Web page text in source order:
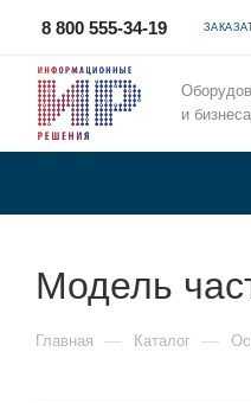
8 800 555-34-19
и бизнеса
Модель
Главная — Каталог —